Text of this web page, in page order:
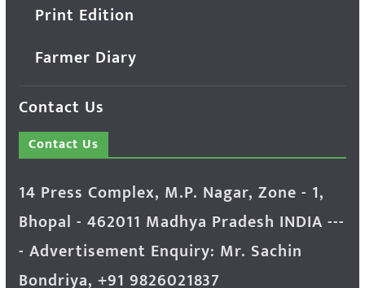
Print Edition
Farmer Diary
Contact Us
Contact Us
14 Press Complex, M.P. Nagar, Zone - 1,
Bhopal - 462011 Madhya Pradesh INDIA ---
- Advertisement Enquiry: Mr. Sachin
Bondriya, +91 9826021837